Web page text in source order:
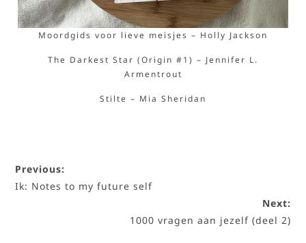
Moordgids voor lieve meisjes – Holly Jackson
The Darkest Star (Origin #1) – Jennifer L.
Armentrout
Stilte – Mia Sheridan
Previous:
Ik: Notes to my future self
Next:
1000 vragen aan jezelf (deel 2)